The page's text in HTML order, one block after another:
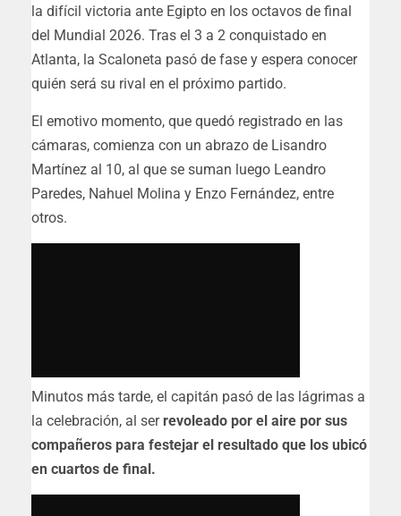
la difícil victoria ante Egipto en los octavos de final
del Mundial 2026. Tras el 3 a 2 conquistado en
Atlanta, la Scaloneta pasó de fase y espera conocer
quién será su rival en el próximo partido.
El emotivo momento, que quedó registrado en las
cámaras, comienza con un abrazo de Lisandro
Martínez al 10, al que se suman luego Leandro
Paredes, Nahuel Molina y Enzo Fernández, entre
otros.
Minutos más tarde, el capitán pasó de las lágrimas a
la celebración, al serrevoleado por el aire por sus
compañeros para festejar el resultado que los ubicó
en cuartos de final.